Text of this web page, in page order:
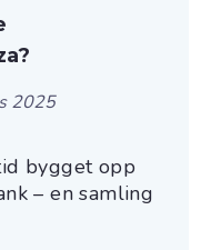
2025
bygget opp
– en samling